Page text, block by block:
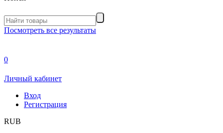
Посмотреть все результаты
0
Личный кабинет
Вход
Регистрация
RUB